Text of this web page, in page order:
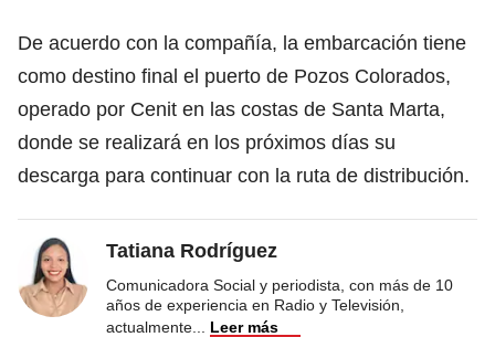
De acuerdo con la compañía, la embarcación tiene
como destino final el puerto de Pozos Colorados,
operado por Cenit en las costas de Santa Marta,
donde se realizará en los próximos días su
descarga para continuar con la ruta de distribución.
Tatiana Rodríguez
Comunicadora Social y periodista, con más de 10
años de experiencia en Radio y Televisión,
actualmente
Leer más